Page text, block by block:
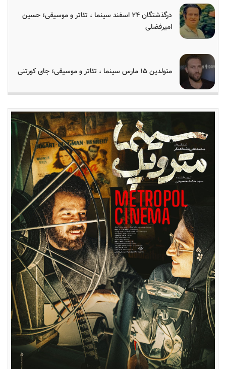
درگذشتگان ۲۴ اسفند سینما ، تئاتر و موسیقی؛ حسین
امیرفضلی
متولدین ۱۵ مارس سینما ، تئاتر و موسیقی؛ جای کورتنی